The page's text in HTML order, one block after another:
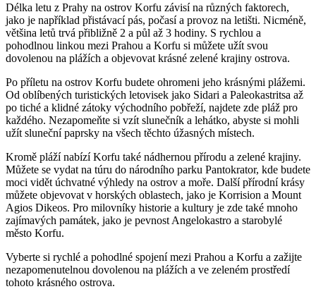
Délka letu z Prahy na ostrov Korfu závisí na různých faktorech,
jako je například přistávací pás, počasí a provoz na letišti. Nicméně,
většina letů trvá přibližně 2 a půl až 3 hodiny. S rychlou a
pohodlnou linkou mezi Prahou a Korfu si můžete užít svou
dovolenou na plážích a objevovat krásné zelené krajiny ostrova.
Po příletu na ostrov Korfu budete ohromeni jeho krásnými plážemi.
Od oblíbených turistických letovisek jako Sidari a Paleokastritsa až
po tiché a klidné zátoky východního pobřeží, najdete zde pláž pro
každého. Nezapomeňte si vzít slunečník a lehátko, abyste si mohli
užít sluneční paprsky na všech těchto úžasných místech.
Kromě pláží nabízí Korfu také nádhernou přírodu a zelené krajiny.
Můžete se vydat na túru do národního parku Pantokrator, kde budete
moci vidět úchvatné výhledy na ostrov a moře. Další přírodní krásy
můžete objevovat v horských oblastech, jako je Korrision a Mount
Agios Dikeos. Pro milovníky historie a kultury je zde také mnoho
zajímavých památek, jako je pevnost Angelokastro a starobylé
město Korfu.
Vyberte si rychlé a pohodlné spojení mezi Prahou a Korfu a zažijte
nezapomenutelnou dovolenou na plážích a ve zeleném prostředí
tohoto krásného ostrova.